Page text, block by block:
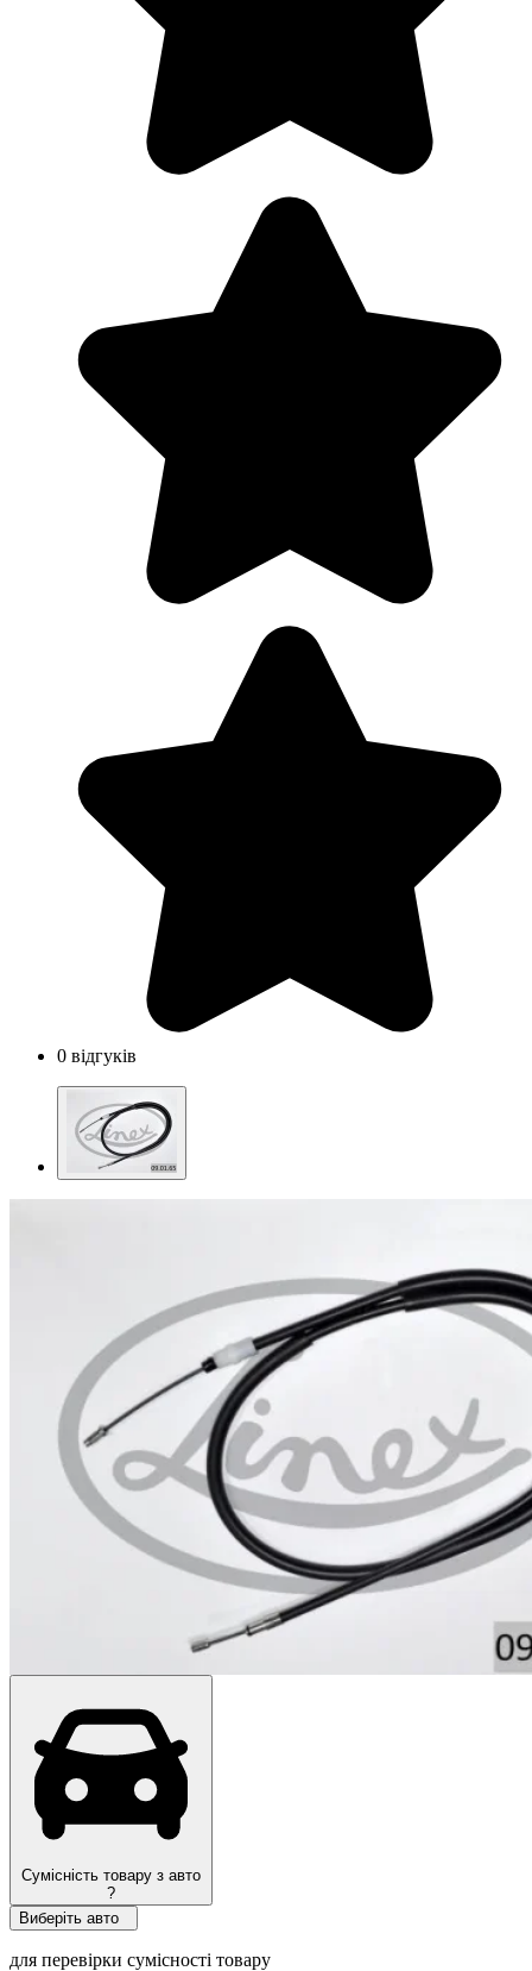
0 відгуків
Сумісність товару з авто
?
Виберіть авто
для перевірки сумісності товару